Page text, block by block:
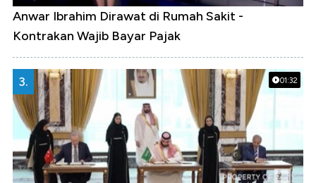
Anwar Ibrahim Dirawat di Rumah Sakit -
Kontrakan Wajib Bayar Pajak
01:32
3.